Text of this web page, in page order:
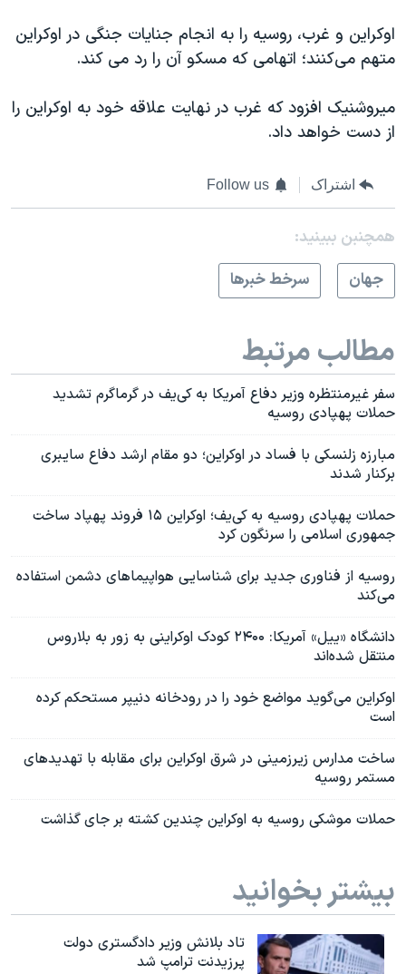
اوکراین و غرب، روسیه را به انجام جنایات جنگی در اوکراین
متهم می‌کنند؛ اتهامی که مسکو آن را رد می کند.
میروشنیک افزود که غرب در نهایت علاقه خود به اوکراین را
از دست خواهد داد.
اشتراک Follow us
همچنبن ببینید:
جهان
سرخط خبرها
مطالب مرتبط
سفر غیرمنتظره وزیر دفاع آمریکا به کی‌یف در گرماگرم تشدید
حملات پهپادی روسیه
مبارزه زلنسکی با فساد در اوکراین؛ دو مقام ارشد دفاع سایبری
برکنار شدند
حملات پهپادی روسیه به کی‌یف؛ اوکراین ۱۵ فروند پهپاد ساخت
جمهوری اسلامی را سرنگون کرد
روسیه از فناوری جدید برای شناسایی هواپیماهای دشمن استفاده
می‌کند
دانشگاه «ییل» آمریکا: ۲۴۰۰ کودک اوکراینی به زور به بلاروس
منتقل شده‌اند
اوکراین می‌گوید مواضع خود را در رودخانه دنیپر مستحکم کرده
است
ساخت مدارس زیرزمینی در شرق اوکراین برای مقابله با تهدیدهای
مستمر روسیه
حملات موشکی روسیه به اوکراین چندین کشته بر جای گذاشت
بیشتر بخوانید
تاد بلانش وزیر دادگستری دولت
پرزیدنت ترامپ شد